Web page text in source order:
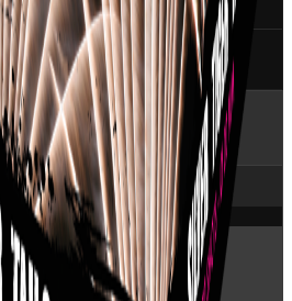
(6) Ansvarlig part
fra Pyroshow